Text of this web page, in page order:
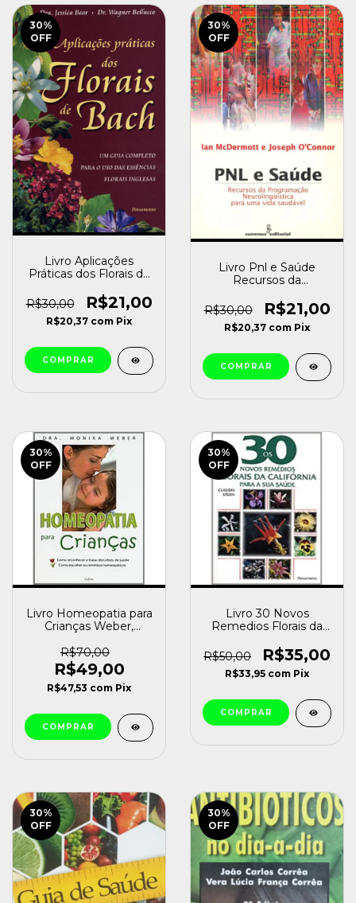
30%
OFF
Livro Aplicações
Práticas dos Florais de
[usado]
R$30,00 R$21,00
R$20,37 com Pix
30%
OFF
Livro Pnl e Saúde
Recursos da
Neurolinguistica para
Uma Vida Saudável
Ian Mcdermott e
(1997) [usado]
R$30,00 R$21,00
R$20,37 com Pix
30%
OFF
Livro Homeopatia para
Crianças Weber,
R$70,00
R$49,00
R$47,53 com Pix
30%
OFF
Livro 30 Novos
Remedios Florais da
Saude Claudia Stern
[usado]
R$50,00 R$35,00
R$33,95 com Pix
30%
OFF
30%
OFF